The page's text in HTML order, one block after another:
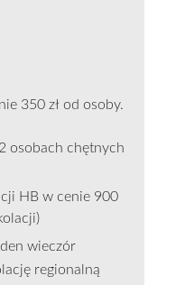
350 zł od osoby.
osobach chętnych
HB w cenie 900
wieczór
regionalną